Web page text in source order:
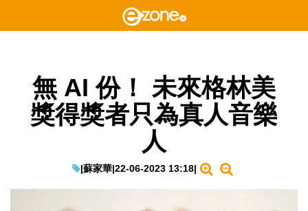
無 AI 份！ 未來格林美
獎得獎者只為真人音樂
人
|蘇家華|22-06-2023 13:18|